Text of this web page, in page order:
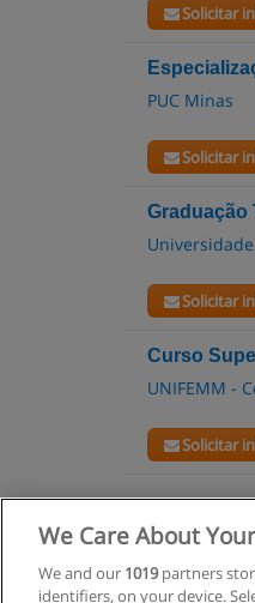
Solicitar
PUC Minas
Solicitar
Graduação
Universidade
Solicitar
Curso
UNIFEMM -
Solicitar
We Care About
We and our 1019partners
identifiers, on your device.